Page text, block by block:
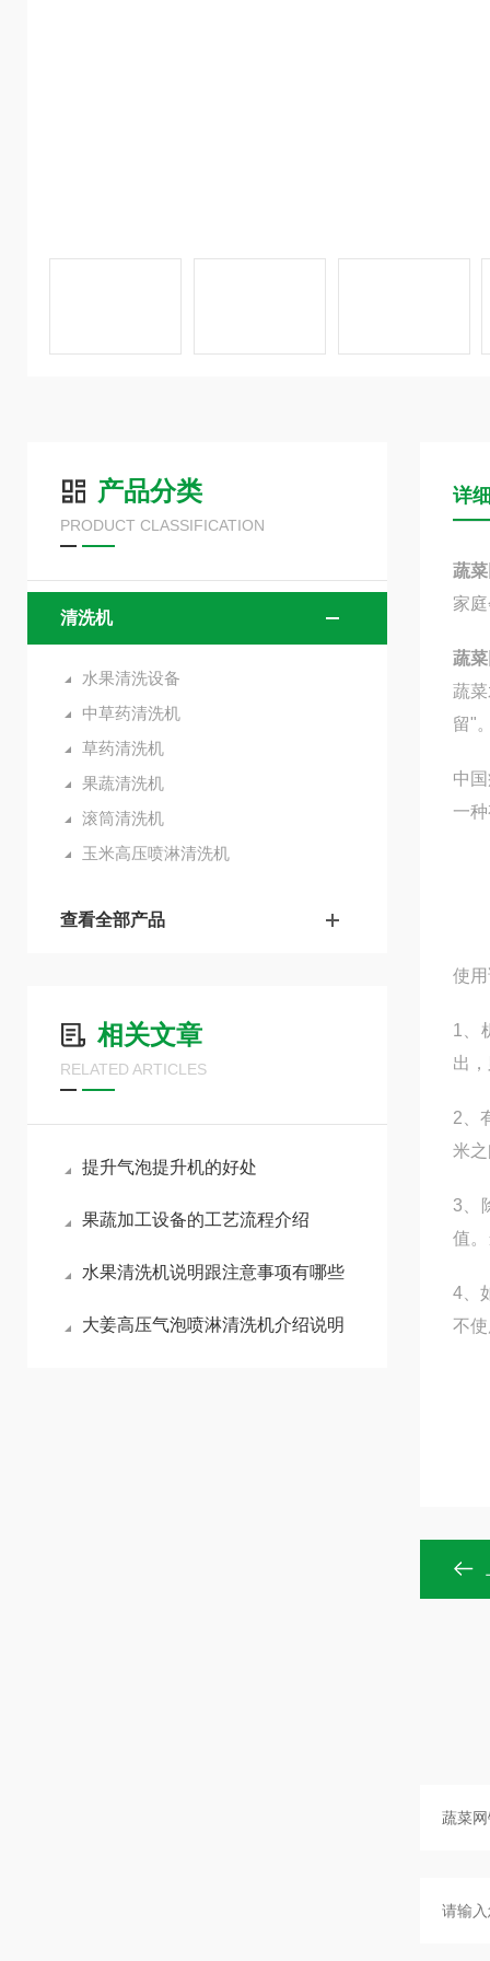
产品分类
PRODUCT CLASSIFICATION
清洗机
水果清洗设备
中草药清洗机
草药清洗机
果蔬清洗机
滚筒清洗机
玉米高压喷淋清洗机
查看全部产品
相关文章
RELATED ARTICLES
提升气泡提升机的好处
果蔬加工设备的工艺流程介绍
水果清洗机说明跟注意事项有哪些
大姜高压气泡喷淋清洗机介绍说明
详
蔬
家
蔬
蔬
留"
中
一
使
1、
出
2、
米
3、
值
4、
不